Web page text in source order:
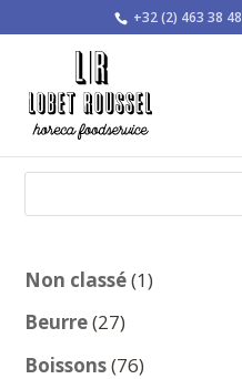
+32 (2) 463 38 48
Non classé 11
Beurre 2727
produits
Boissons 7676